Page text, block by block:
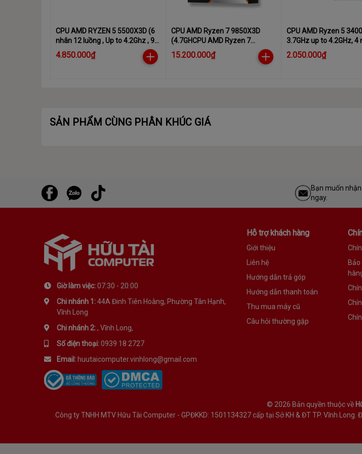
CPU AMD RYZEN 5 5500X3D (6
nhân 12 luồng , Up to 4.2Ghz , 96
MB Cache, AM4)
4.850.000₫
CPU AMD Ryzen 7 9850X3D
(4.7GHCPU AMD Ryzen 7
9850X3D (4.7GHz up to 5.6GHz |
8 Nhân | 16 Luồng | Socket AM5)
15.200.000₫
CPU AMD Ryzen 5
3.7GHz up to 4.2GHz, 4
luồng, 4MB Cache,
11, 65W (Socket AM4)
2.050.000₫
SẢN PHẨM CÙNG PHÂN KHÚC GIÁ
Bạn muốn
ngay.
Giờ làm việc:07:30 - 20:00
Chi nhánh 1:44A Đinh Tiên Hoàng, Phường Tân Hạnh,
Vĩnh Long
Chi nhánh 2:, Vĩnh Long,
Số điện thoại:0939 18 2727
Email: huutaicomputer.vinhlong@gmail.com
Hỗ trợ khách hàng
Giới thiệu
Liên hệ
Hướng dẫn trả góp
Hướng dẫn thanh toán
Thu mua máy cũ
Câu hỏi thường gặp
© 2026 Bản quyền thuộc về
Công ty TNHH MTV Hữu Tài Computer - GPĐKKD: 1501134327 cấp tại Sở KH & ĐT TP. Vĩnh